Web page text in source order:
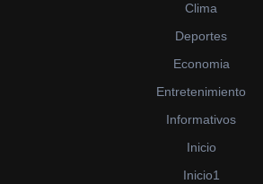
Clima
Deportes
Economia
Entretenimiento
Informativos
Inicio
Inicio1